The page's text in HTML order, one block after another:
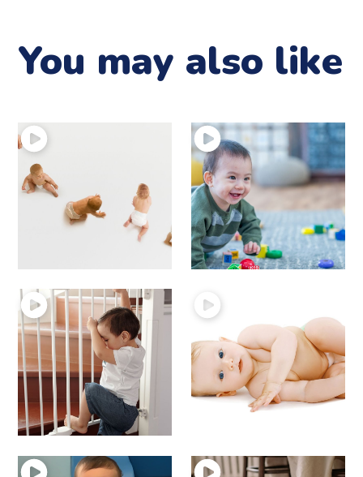
You may also like
20 – Le passage en
18 – bébé se déplace
à 4 pattes
Motricité du bébé
19 – Les escaliers et
bébé
Motricité du bébé
17 – Les positions à